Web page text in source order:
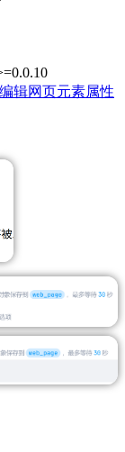
辑网页元素属性